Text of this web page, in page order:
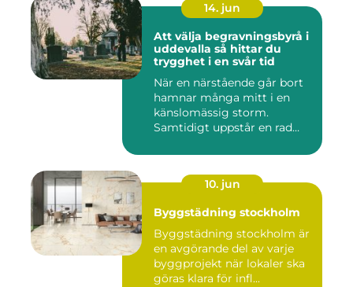
14. jun
Att välja begravningsbyrå i
uddevalla så hittar du
trygghet i en svår tid
När en närstående går bort
hamnar många mitt i en
känslomässig storm.
Samtidigt uppstår en rad
10. jun
Byggstädning stockholm
Byggstädning stockholm är
en avgörande del av varje
byggprojekt när lokaler ska
göras klara för infl...